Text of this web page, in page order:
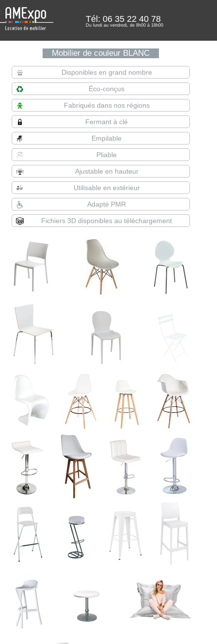
Tél: 06 35 22 40 78
Du lundi au vendredi, de 8h00 à 18h00
Mobilier de couleur BLANC
Disponibles en grand nombre
Éco-conçus
Fabriqués dans nos régions
Fermant à clé
Empilable
Pliable
Ajustable en hauteur
Utilisable en extérieur
Adapté PMR
Fichiers 3D disponibles au téléchargement